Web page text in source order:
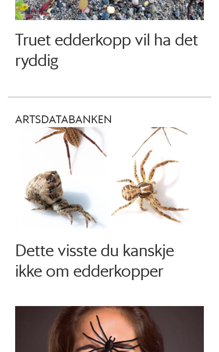
Truet edderkopp vil ha det
ryddig
ARTSDATABANKEN
Dette visste du kanskje
ikke om edderkopper